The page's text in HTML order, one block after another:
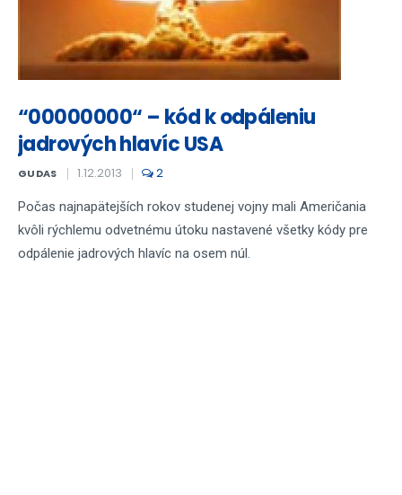
“00000000“ – kód k odpáleniu
jadrových hlavíc USA
GUDAS 1.12.2013 2
Počas najnapätejších rokov studenej vojny mali Američania
kvôli rýchlemu odvetnému útoku nastavené všetky kódy pre
odpálenie jadrových hlavíc na osem núl.